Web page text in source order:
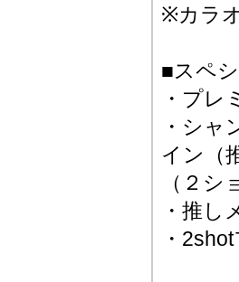
※カラ
■スペ
・プ
・シ
イン（
（２シ
・推
・